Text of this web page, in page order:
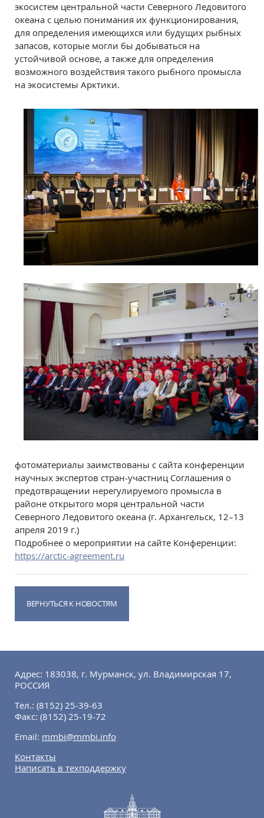
экосистем центральной части Северного Ледовитого
океана с целью понимания их функционирования,
для определения имеющихся или будущих рыбных
запасов, которые могли бы добываться на
устойчивой основе, а также для определения
возможного воздействия такого рыбного промысла
на экосистемы Арктики.
фотоматериалы заимствованы с сайта конференции
научных экспертов стран-участниц Соглашения о
предотвращении нерегулируемого промысла в
районе открытого моря центральной части
Северного Ледовитого океана (г. Архангельск, 12–13
апреля 2019 г.)
Подробнее о мероприятии на сайте Конференции:
https://arctic-agreement.ru
ВЕРНУТЬСЯ К НОВОСТЯМ
Адрес: 183038, г. Мурманск, ул. Владимирская 17,
РОССИЯ
Тел.: (8152) 25-39-63
Факс: (8152) 25-19-72
Email: mmbi@mmbi.info
Контакты
Написать в техподдержку